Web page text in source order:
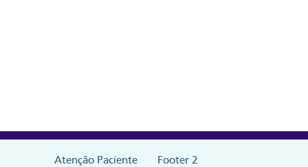
Atenção Paciente Footer 2